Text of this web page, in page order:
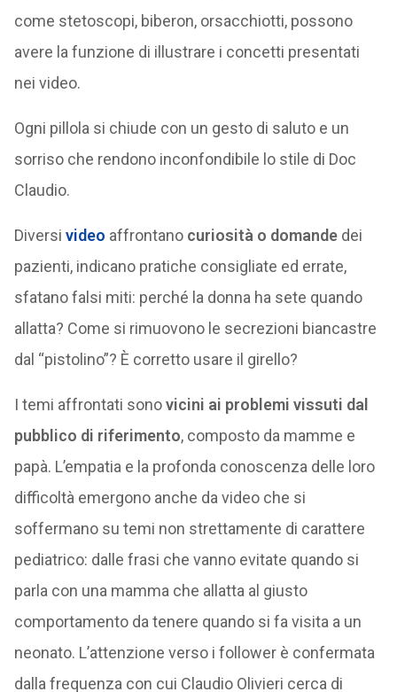
come stetoscopi, biberon, orsacchiotti, possono
avere la funzione di illustrare i concetti presentati
nei video.
Ogni pillola si chiude con un gesto di saluto e un
sorriso che rendono inconfondibile lo stile di Doc
Claudio.
Diversi video affrontano curiosità o domandedei
pazienti, indicano pratiche consigliate ed errate,
sfatano falsi miti: perché la donna ha sete quando
allatta? Come si rimuovono le secrezioni biancastre
dal “pistolino”? È corretto usare il girello?
I temi affrontati sonovicini ai problemi vissuti dal
pubblico di riferimento, composto da mamme e
papà. L’empatia e la profonda conoscenza delle loro
difficoltà emergono anche da video che si
soffermano su temi non strettamente di carattere
pediatrico: dalle frasi che vanno evitate quando si
parla con una mamma che allatta al giusto
comportamento da tenere quando si fa visita a un
neonato. L’attenzione verso i follower è confermata
dalla frequenza con cui Claudio Olivieri cerca di